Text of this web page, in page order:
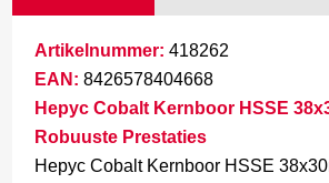
Artikelnummer: 418262
EAN: 8426578404668
Hepyc Cobalt Kernboor HSSE
Robuuste Prestaties
Hepyc Cobalt Kernboor HSSE